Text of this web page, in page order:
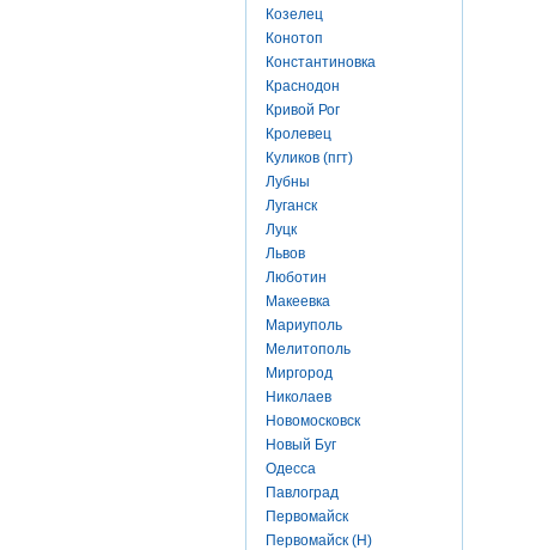
Козелец
Конотоп
Константиновка
Краснодон
Кривой Рог
Кролевец
Куликов (пгт)
Лубны
Луганск
Луцк
Львов
Люботин
Макеевка
Мариуполь
Мелитополь
Миргород
Николаев
Новомосковск
Новый Буг
Одесса
Павлоград
Первомайск
Первомайск (Н)